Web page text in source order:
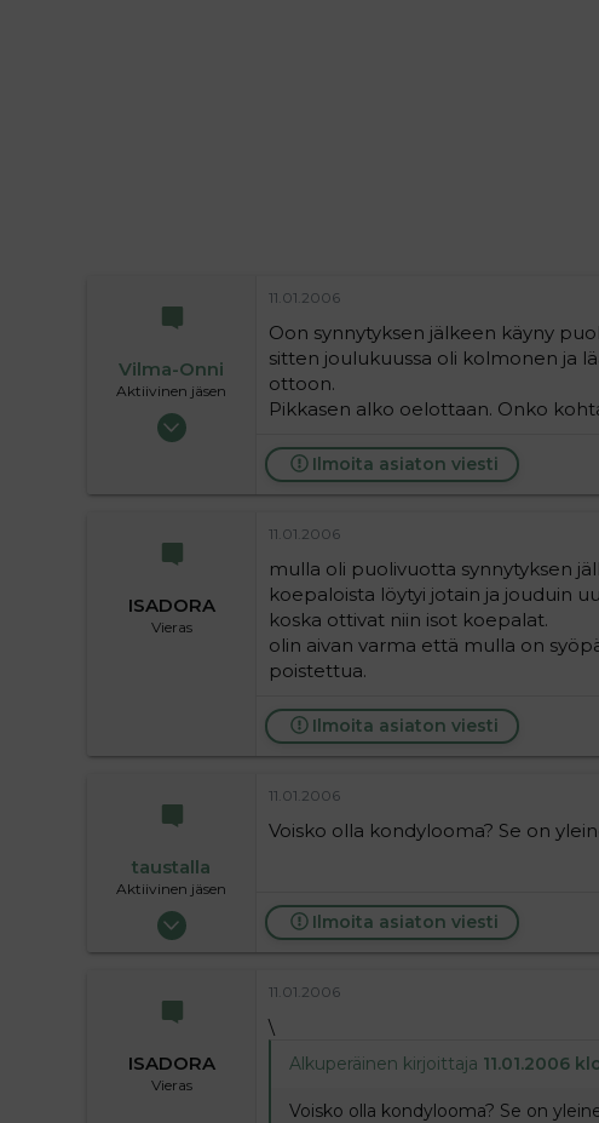
Vilma-Onni
Aktiivinen jäsen
19.05.2005
11.01.2006
Oon synnytyksen jälkeen käyny
sitten joulukuussa oli kolmonen ja
ottoon.
Pikkasen alko oelottaan. Onko
Ilmoita asiaton viesti
ISADORA
Vieras
11.01.2006
mulla oli puolivuotta synnytyksen
koepaloista löytyi jotain ja jouduin
koska ottivat niin isot koepalat.
olin aivan varma että mulla on
poistettua.
Ilmoita asiaton viesti
taustalla
Aktiivinen jäsen
19.05.2004
11.01.2006
Voisko olla kondylooma? Se on
Ilmoita asiaton viesti
ISADORA
Vieras
11.01.2006
\
Alkuperäinen kirjoittaja 11.01.2006
Voisko olla kondylooma? Se on